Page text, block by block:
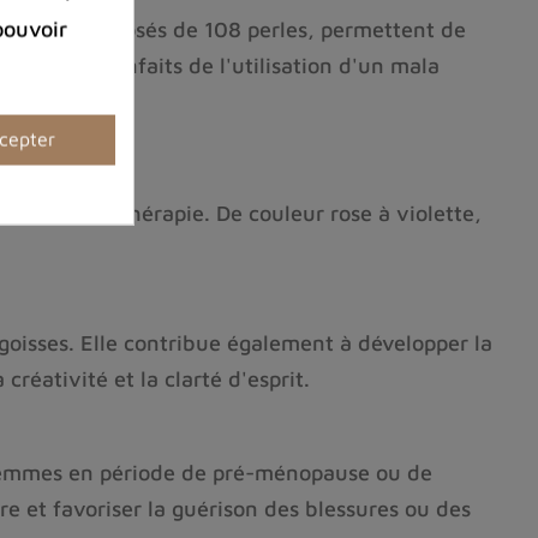
composés de 108 perles, permettent de
les bienfaits de l'utilisation d'un mala
de lithothérapie. De couleur rose à violette,
Elle contribue également à développer la
créativité et la clarté d'esprit.
en période de pré-ménopause ou de
et favoriser la guérison des blessures ou des